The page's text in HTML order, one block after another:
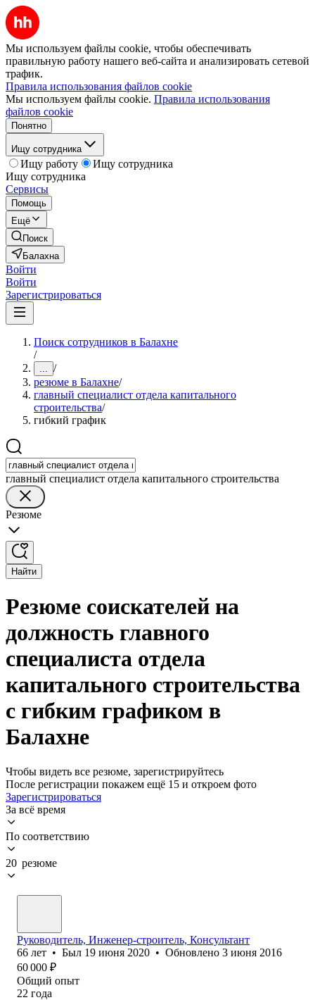
Мы используем файлы cookie, чтобы обеспечивать
правильную работу нашего веб-сайта и анализировать сетевой
трафик.
Правила использования файлов cookie
Мы используем файлы cookie. Правила использования
файлов cookie
Понятно
Ищу сотрудника
Ищу работу
Ищу сотрудника
Ищу сотрудника
Сервисы
Помощь
Ещё
Поиск
Балахна
Войти
Войти
Зарегистрироваться
Поиск сотрудников в Балахне
/
... /
резюме в Балахне/
главный специалист отдела капитального
строительства/
гибкий график
главный специалист отдела капитального строительства
Резюме
Найти
Резюме соискателей на
должность главного
специалиста отдела
капитального строительства
с гибким графиком в
Балахне
Чтобы видеть все резюме, зарегистрируйтесь
После регистрации покажем ещё 15 и откроем фото
Зарегистрироваться
За всё время
По соответствию
20 резюме
Руководитель, Инженер-строитель, Консультант
66 лет • Был 19 июня 2020 • Обновлено 3 июня 2016
60 000 ₽
Общий опыт
22 года